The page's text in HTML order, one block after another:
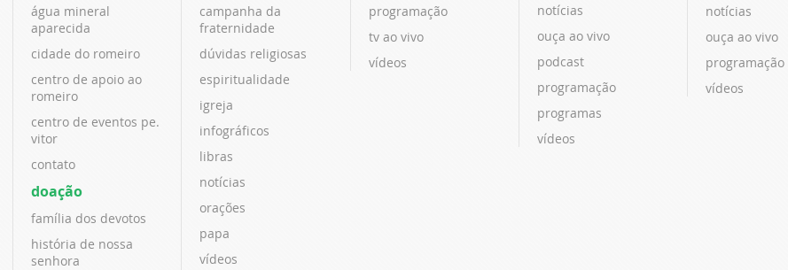
água mineral
aparecida
cidade do romeiro
centro de apoio ao
romeiro
centro de eventos pe.
vitor
contato
doação
família dos devotos
história de nossa
senhora
campanha da
fraternidade
dúvidas religiosas
espiritualidade
igreja
infográficos
libras
notícias
orações
papa
vídeos
programação
tv ao vivo
vídeos
notícias
ouça ao vivo
podcast
programação
programas
vídeos
notícias
ouça ao vivo
programação
vídeos